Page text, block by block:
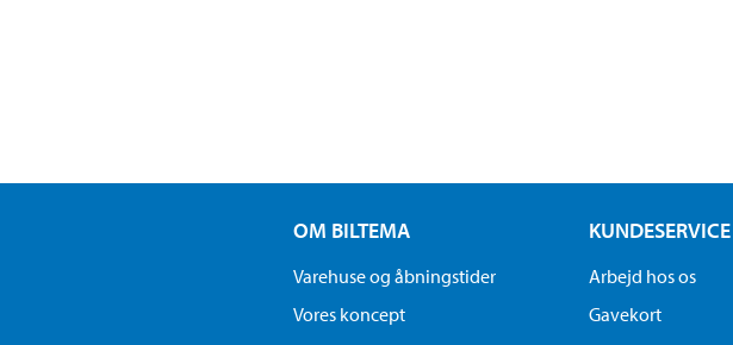
OM BILTEMA
Varehuse og åbningstider
Vores koncept
KUNDESERVICE
Arbejd hos os
Gavekort